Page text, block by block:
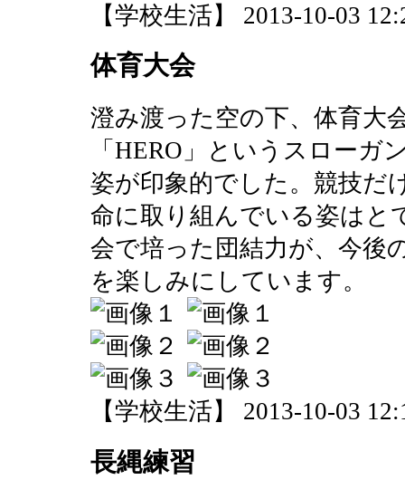
【学校生活】 2013-10-03
体育大会
澄み渡った空の下、体育大
「HERO」というスローガ
姿が印象的でした。競技だ
命に取り組んでいる姿はと
会で培った団結力が、今後
を楽しみにしています。
【学校生活】 2013-10-03
長縄練習